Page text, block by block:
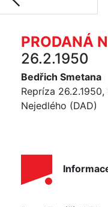
PRODANÁ
26.2.1950
Bedřich Smetana
Repríza
Nejedlého (DAD)